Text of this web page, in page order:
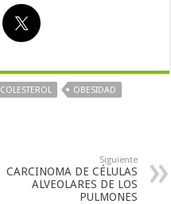
COLESTEROL OBESIDAD
Siguiente
CARCINOMA DE CÉLULAS
ALVEOLARES DE LOS
PULMONES